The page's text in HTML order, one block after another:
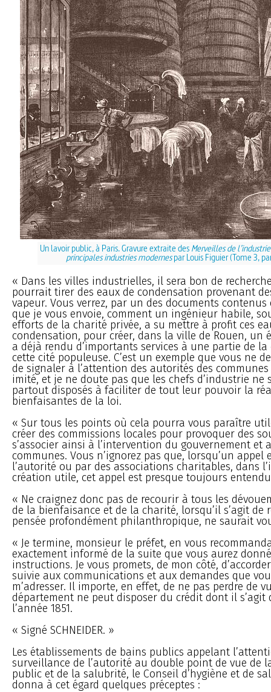
Un lavoir public, à Paris. Gravure extraite des Merveilles de
principales industries modernespar Louis Figuier (Tome 3,
« Dans les villes industrielles, il sera bon de
pourrait tirer des eaux de condensation provenant
vapeur. Vous verrez, par un des documents
que je vous envoie, comment un ingénieur habile,
efforts de la charité privée, a su mettre à profit ces
condensation, pour créer, dans la ville de Rouen, un
a déjà rendu d’importants services à une partie de la
cette cité populeuse. C’est un exemple que vous ne
de signaler à l’attention des autorités des
imité, et je ne doute pas que les chefs d’industrie ne
partout disposés à faciliter de tout leur pouvoir la
bienfaisantes de la loi.
« Sur tous les points où cela pourra vous paraître
créer des commissions locales pour provoquer des
s’associer ainsi à l’intervention du gouvernement et
communes. Vous n’ignorez pas que, lorsqu’un appel
l’autorité ou par des associations charitables, dans
création utile, cet appel est presque toujours
« Ne craignez donc pas de recourir à tous les
de la bienfaisance et de la charité, lorsqu’il s’agit de
pensée profondément philanthropique, ne saurait
« Je termine, monsieur le préfet, en vous
exactement informé de la suite que vous aurez
instructions. Je vous promets, de mon côté,
suivie aux communications et aux demandes que
m’adresser. Il importe, en effet, de ne pas perdre de
département ne peut disposer du crédit dont il s’agit
l’année 1851.
« Signé SCHNEIDER. »
Les établissements de bains publics appelant
surveillance de l’autorité au double point de vue de
public et de la salubrité, le Conseil d’hygiène et de
donna à cet égard quelques préceptes :